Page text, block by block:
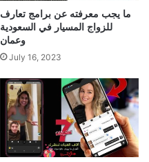
ما يجب معرفته عن برامج تعارف
للزواج المسيار في السعودية
وعمان
July 16, 2023